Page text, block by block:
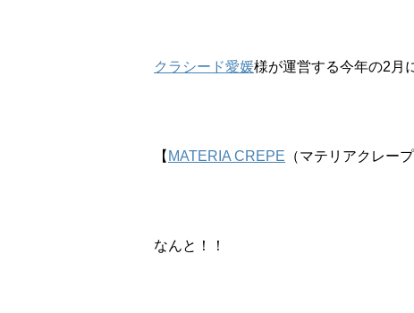
クラシード愛媛様が運営する今年の2月
【 MATERIA CREPE （マテリアクレー
なんと！！